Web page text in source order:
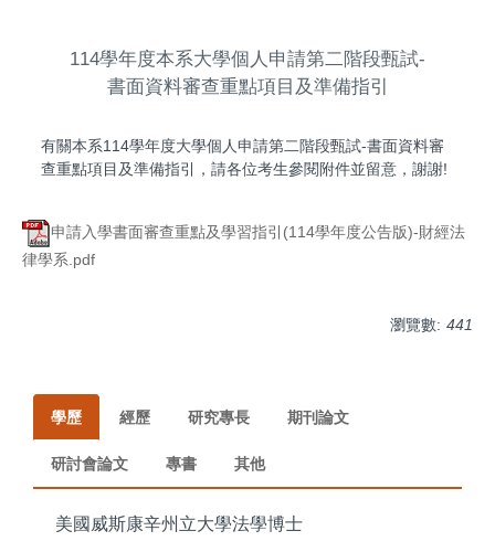
114學年度本系大學個人申請第二階段甄試-
書面資料審查重點項目及準備指引
有關本系114學年度大學個人申請第二階段甄試-書面資料審
查重點項目及準備指引，請各位考生參閱附件並留意，謝謝!
申請入學書面審查重點及學習指引(114學年度公告版)-財經法
律學系.pdf
瀏覽數: 441
學歷 經歷 研究專長 期刊論文
研討會論文 專書 其他
美國威斯康辛州立大學法學博士